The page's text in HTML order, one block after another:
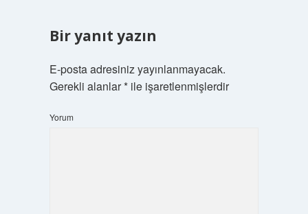
Bir yanıt yazın
E-posta adresiniz yayınlanmayacak.
Gerekli alanlar*ile işaretlenmişlerdir
Yorum